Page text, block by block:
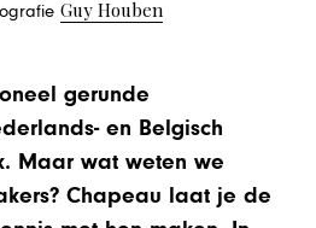
Guy Houben
gerunde
en Belgisch
Maar wat weten we
Chapeau laat je de